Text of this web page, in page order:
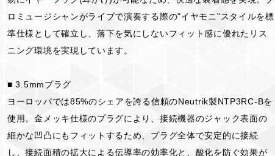
ロミュージシャンがライブで演奏する際の"イヤモニ"スタイルを標
準仕様として確立し、落下を気にしないフィット感に優れたリス
ニング環境を実現しています。
■ 3.5mmプラグ
ヨーロッパでは85%のシェアを誇る信頼のNeutrik製NTP3RC-Bを
使用。金メッキ仕様のプラグにより、接続機器のジャック表面の
細かな凹凸にもフィットするため、プラグ全体で安定的に接続
し、接続面積の拡大による伝導率の効率化と、酸化を防ぐ効果が